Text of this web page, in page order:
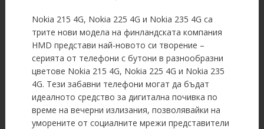
Nokia 215 4G, Nokia 225 4G и Nokia 235 4G са
трите нови модела на финландската компания
HMD представи най-новото си творение –
серията от телефони с бутони в разнообразни
цветове Nokia 215 4G, Nokia 225 4G и Nokia 235
4G. Тези забавни телефони могат да бъдат
идеалното средство за дигитална почивка по
време на вечерни излизания, позволявайки на
уморените от социалните мрежи представители